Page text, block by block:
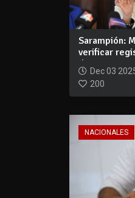
Sarampión:
verificar
dosis en ca...
Dec 03
200
NACIONALES